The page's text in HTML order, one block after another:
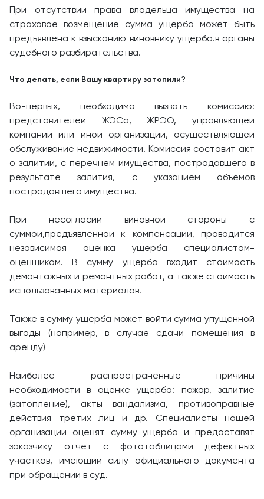
При отсутствии права владельца имущества на
страховое возмещение сумма ущерба может быть
предъявлена к взысканию виновнику ущерба.в органы
судебного разбирательства.
Что делать, если Вашу квартиру затопили?
Во-первых, необходимо вызвать комиссию:
представителей ЖЭСа, ЖРЭО, управляющей
компании или иной организации, осуществляюшей
обслуживание недвижимости. Комиссия составит акт
о залитии, с перечнем имущества, пострадавшего в
результате залития, с указанием объемов
пострадавшего имущества.
При несогласии виновной стороны с
суммой,предъявленной к компенсации, проводится
независимая оценка ущерба специалистом-
оценщиком. В сумму ущерба входит стоимость
демонтажных и ремонтных работ, а также стоимость
использованных материалов.
Также в сумму ущерба может войти сумма упущенной
выгоды (например, в случае сдачи помещения в
аренду)
Наиболее распространенные причины
необходимости в оценке ущерба: пожар, залитие
(затопление), акты вандализма, противоправные
действия третих лиц и др. Специалисты нашей
организации оценят сумму ущерба и предоставят
заказчику отчет с фототаблицами дефектных
участков, имеющий силу официального документа
при обращении в суд.